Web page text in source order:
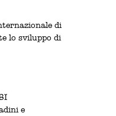
di
lo sviluppo di
e